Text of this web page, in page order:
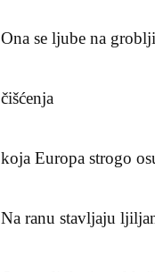
Ona se ljube na
čišćenja
koja Europa strogo
Na ranu stavljaju